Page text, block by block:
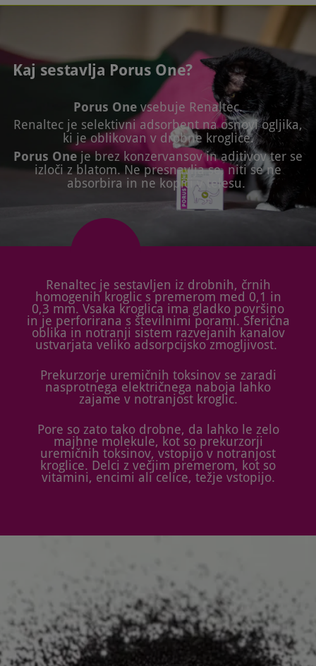
Kaj sestavlja Porus One?
Porus One vsebuje Renaltec.
Renaltec je selektivni adsorbent na osnovi ogljika,
ki je oblikovan v drobne kroglice.
Porus One je brez konzervansov in aditivov ter se
izloči z blatom. Ne presnavlja se, niti se ne
absorbira in ne kopiči v telesu.
Renaltec je sestavljen iz drobnih, črnih
homogenih kroglic s premerom med 0,1 in
0,3 mm. Vsaka kroglica ima gladko površino
in je perforirana s številnimi porami. Sferična
oblika in notranji sistem razvejanih kanalov
ustvarjata veliko adsorpcijsko zmogljivost.
Prekurzorje uremičnih toksinov se zaradi
nasprotnega električnega naboja lahko
zajame v notranjost kroglic.
Pore so zato tako drobne, da lahko le zelo
majhne molekule, kot so prekurzorji
uremičnih toksinov, vstopijo v notranjost
kroglice. Delci z večjim premerom, kot so
vitamini, encimi ali celice, težje vstopijo.